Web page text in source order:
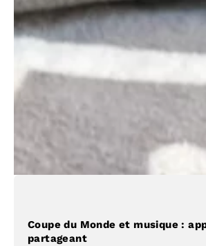
Coupe du Monde et musique :
partageant